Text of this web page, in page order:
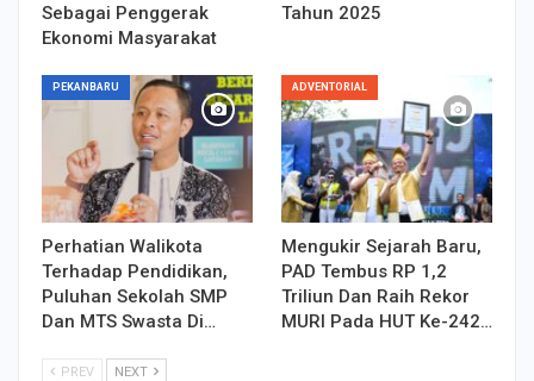
Sebagai Penggerak
Ekonomi Masyarakat
Tahun 2025
PEKANBARU
Perhatian Walikota
Terhadap Pendidikan,
Puluhan Sekolah SMP
Dan MTS Swasta Di…
ADVENTORIAL
Mengukir Sejarah Baru,
PAD Tembus RP 1,2
Triliun Dan Raih Rekor
MURI Pada HUT Ke-242…
PREV NEXT